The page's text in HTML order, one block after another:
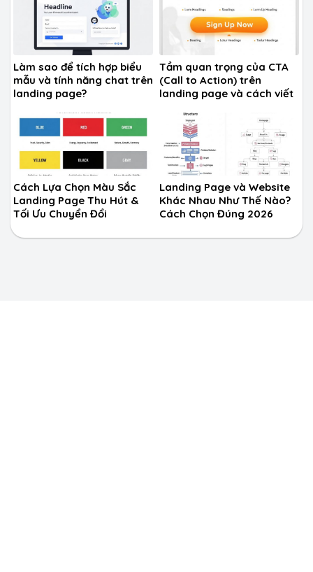
Làm sao để tích hợp biểu
mẫu và tính năng chat trên
landing page?
Tầm quan trọng của CTA
(Call to Action) trên
landing page và cách viết
Cách Lựa Chọn Màu Sắc
Landing Page Thu Hút &
Tối Ưu Chuyển Đổi
Landing Page và Website
Khác Nhau Như Thế Nào?
Cách Chọn Đúng 2026